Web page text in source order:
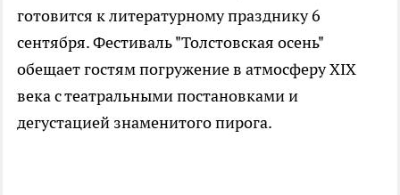
готовится к литературному празднику 6
сентября. Фестиваль "Толстовская осень"
обещает гостям погружение в атмосферу XIX
века с театральными постановками и
дегустацией знаменитого пирога.